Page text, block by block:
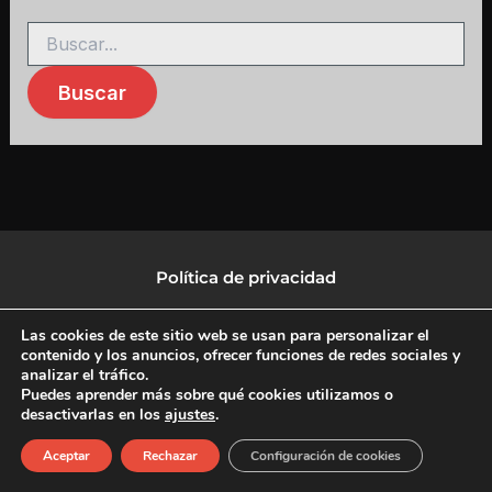
Política de privacidad
Política de protección de datos
F
a
c
X
-
L
i
n
I
n
s
Copyright © 2026 CulturalTV
Las cookies de este sitio web se usan para personalizar el
contenido y los anuncios, ofrecer funciones de redes sociales y
analizar el tráfico.
Puedes aprender más sobre qué cookies utilizamos o
desactivarlas en los ajustes.
Aceptar Rechazar Configuración de cookies